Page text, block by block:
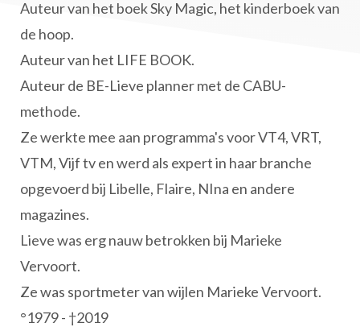
Auteur van het boek Sky Magic, het kinderboek van
de hoop.
Auteur van het LIFE BOOK.
Auteur de BE-Lieve planner met de CABU-
methode.
Ze werkte mee aan programma's voor VT4, VRT,
VTM, Vijf tv en werd als expert in haar branche
opgevoerd bij Libelle, Flaire, NIna en andere
magazines.
Lieve was erg nauw betrokken bij Marieke
Vervoort.
Ze was sportmeter van wijlen Marieke Vervoort.
°1979 - †2019